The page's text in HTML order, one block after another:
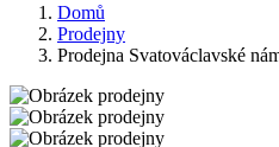
Domů
Prodejny
Prodejna Svatováclavské